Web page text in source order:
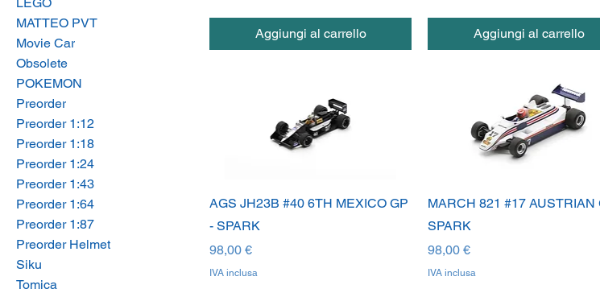
MATTEO PVT
Movie Car
Obsolete
POKEMON
Preorder
Preorder 1:12
Preorder 1:18
Preorder 1:24
Preorder 1:43
Preorder 1:64
Preorder 1:87
Preorder Helmet
Siku
Tomica
Aggiungi al carrello Aggiungi al carrello
AGS JH23B #40 6TH MEXICO GP
- SPARK
Prezzo
98,00 €
IVA inclusa
MARCH 821 #17 AUSTRIAN
SPARK
Prezzo
98,00 €
IVA inclusa